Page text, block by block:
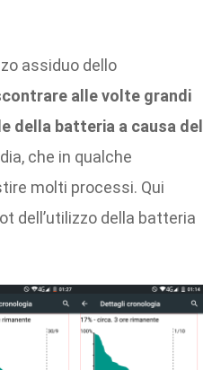
assiduo dello
alle volte grandi
della batteria a causa del
che in qualche
molti processi. Qui
dell’utilizzo della batteria